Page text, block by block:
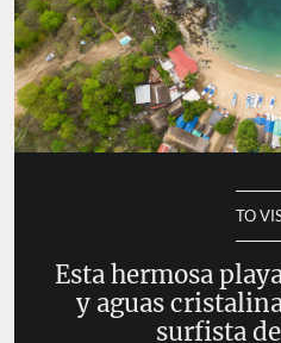
TO
Esta hermosa
y aguas
surfista